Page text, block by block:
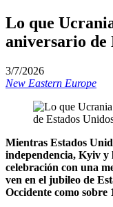
Lo que
aniversario de
3/7/2026
New Eastern Europe
Mientras Estados
independencia, Kyiv y
celebración con una
ven en el jubileo de
Occidente como sobre